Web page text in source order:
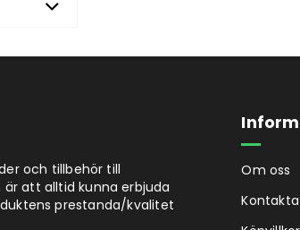
och tillbehör till
att alltid kunna erbjuda
prestanda/kvalitet
Om oss
Kontakta